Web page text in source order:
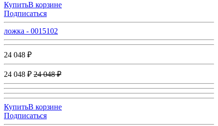
КупитьВ корзине
Подписаться
ложка - 0015102
24 048 ₽
24 048 ₽ 24 048 ₽
КупитьВ корзине
Подписаться